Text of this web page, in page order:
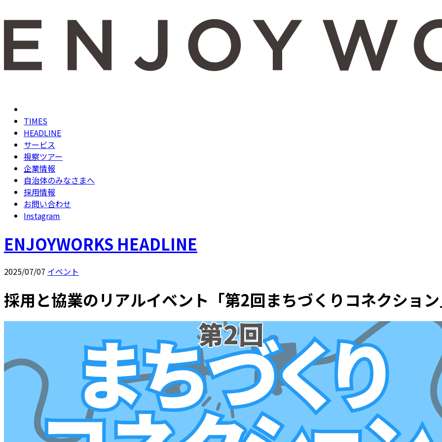
TIMES
HEADLINE
サービス
視察ツアー
企業情報
自治体のみなさまへ
採用情報
お問い合わせ
Instagram
ENJOYWORKS HEADLINE
2025/07/07 イベント
採用と協業のリアルイベント「第2回まちづくりコネクショ